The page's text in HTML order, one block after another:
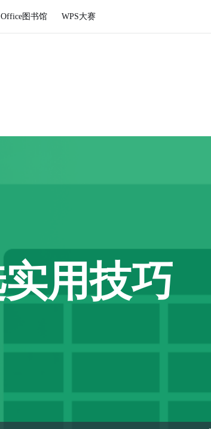
Office图书馆 WPS大赛
用技巧